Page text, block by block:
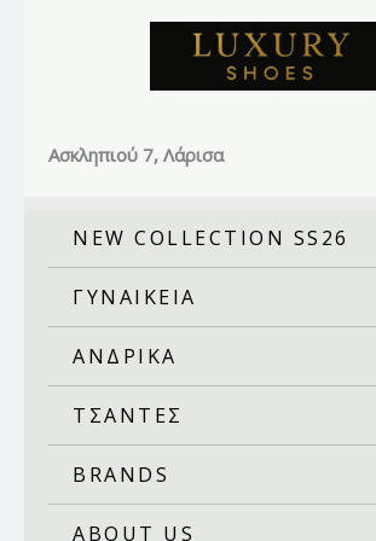
Ασκληπιού 7, Λάρισα
NEW COLLECTION SS26
ΓΥΝΑΙΚΕΙΑ
ΑΝΔΡΙΚΑ
ΤΣΑΝΤΕΣ
BRANDS
ABOUT US